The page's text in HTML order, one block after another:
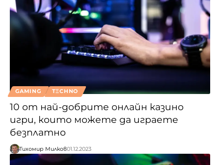
GAMING TΞCHNO
10 от най-добрите онлайн казино
игри, които можете да играете
безплатно
Тихомир Милков01.12.2023